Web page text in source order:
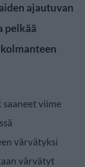
ajautuvan
pelkää
viime
värvätyksi
värvätyt